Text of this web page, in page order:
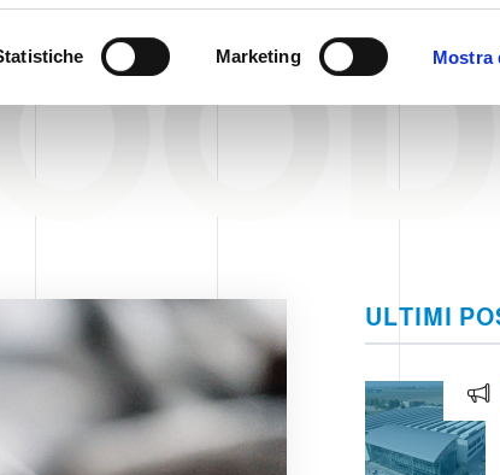
Marketing Mostra
ULTIMI